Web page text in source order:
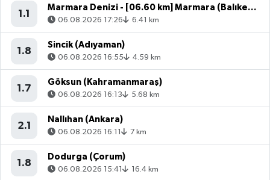
1.1
Marmara Denizi - [06.60 km] Marmara (Balıkesir)
06.08.2026 17:26 6.41 km
1.8
Sincik (Adıyaman)
06.08.2026 16:55 4.59 km
1.7
Göksun (Kahramanmaraş)
06.08.2026 16:13 5.68 km
2.1
Nallıhan (Ankara)
06.08.2026 16:11 7 km
1.8
Dodurga (Çorum)
06.08.2026 15:41 16.4 km